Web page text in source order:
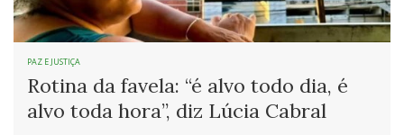
PAZ E JUSTIÇA
Rotina da favela: “é alvo todo dia, é
alvo toda hora”, diz Lúcia Cabral